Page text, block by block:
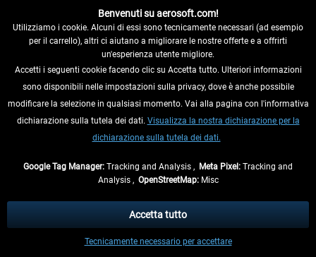
RECEDERE DAL CONTRATTO
INFORMAZIONI
eventualmente le spese di spedizione, se non diversamente descritto.
** Riguarda le spedizioni al di fuori della Germania, i tempi di consegna per le
altre nazioni sono disponibili nelleinformazioni di spedizione
Benvenuti su aerosoft.com!
Utilizziamo i cookie. Alcuni di essi sono tecnicamente necessari (ad esempio
per il carrello), altri ci aiutano a migliorare le nostre offerte e a offrirti
un'esperienza utente migliore.
Accetti i seguenti cookie facendo clic su Accetta tutto. Ulteriori informazioni
sono disponibili nelle impostazioni sulla privacy, dove è anche possibile
modificare la selezione in qualsiasi momento. Vai alla pagina con l'informativa
dichiarazione sulla tutela dei dati. Visualizza la nostra dichiarazione per la
dichiarazione sulla tutela dei dati.
Google Tag Manager: Tracking and Analysis , Meta Pixel: Tracking and
Analysis , OpenStreetMap:Misc
Tecnicamente necessario per accettare
Accetta tutto